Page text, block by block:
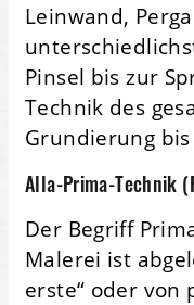
Leinwand,
Pinsel bis zur
Technik des
Grundierung
Alla-Prima-Technik
Der Begriff
Malerei ist
erste“ oder von